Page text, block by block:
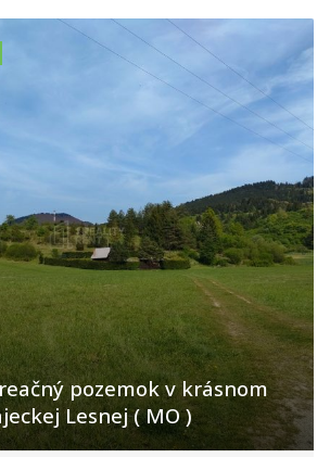
pozemok v krásnom
Lesnej ( MO )